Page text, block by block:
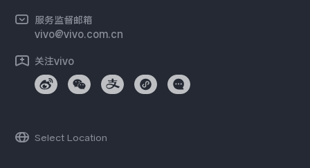
vivo 办公套件
开发者社区
服务监督邮箱
vivo@vivo.com.cn
关注vivo
Select Location